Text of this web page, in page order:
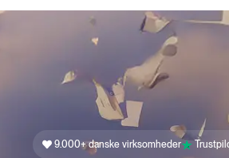
9.000+ danske virksomheder